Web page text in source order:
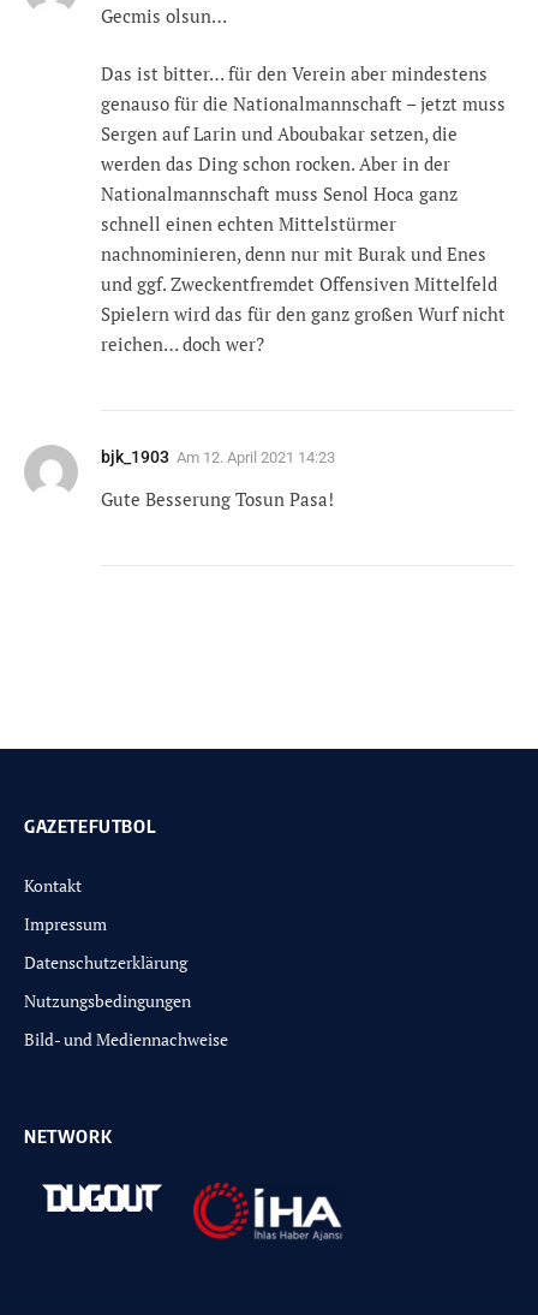
Gecmis olsun…
Das ist bitter… für den Verein aber mindestens
genauso für die Nationalmannschaft – jetzt muss
Sergen auf Larin und Aboubakar setzen, die
werden das Ding schon rocken. Aber in der
Nationalmannschaft muss Senol Hoca ganz
schnell einen echten Mittelstürmer
nachnominieren, denn nur mit Burak und Enes
und ggf. Zweckentfremdet Offensiven Mittelfeld
Spielern wird das für den ganz großen Wurf nicht
reichen… doch wer?
bjk_1903 Am 12. April 2021 14:23
Gute Besserung Tosun Pasa!
GAZETEFUTBOL
Kontakt
Impressum
Datenschutzerklärung
Nutzungsbedingungen
Bild- und Mediennachweise
NETWORK